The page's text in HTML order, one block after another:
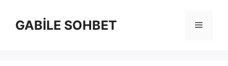
GABİLE SOHBET Menü